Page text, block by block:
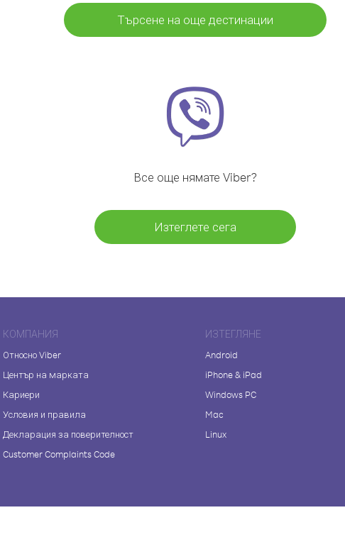
Търсене на още дестинации
Все още нямате Viber?
Изтеглете сега
КОМПАНИЯ
Относно Viber
Център на марката
Кариери
Условия и правила
Декларация за поверителност
Customer Complaints Code
ИЗТЕГЛЯНЕ
Android
iPhone & iPad
Windows PC
Mac
Linux